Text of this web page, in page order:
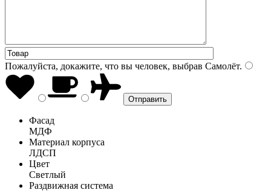
Пожалуйста, докажите, что вы человек, выбрав Самолёт.
Фасад
МДФ
Материал корпуса
ЛДСП
Цвет
Светлый
Раздвижная система